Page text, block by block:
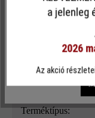
Felületi struktúra:
mészkő nüansz-
Terméktípus:
Ez a webhely
Egyéni beállítások
a jelenleg
2026
Az akció